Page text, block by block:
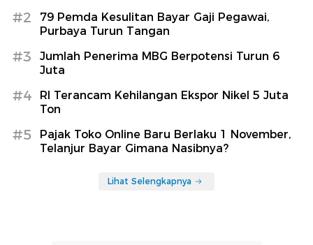
#2
79 Pemda Kesulitan Bayar Gaji Pegawai,
Purbaya Turun Tangan
#3
Jumlah Penerima MBG Berpotensi Turun 6
Juta
#4
RI Terancam Kehilangan Ekspor Nikel 5 Juta
Ton
#5
Pajak Toko Online Baru Berlaku 1 November,
Telanjur Bayar Gimana Nasibnya?
Lihat Selengkapnya